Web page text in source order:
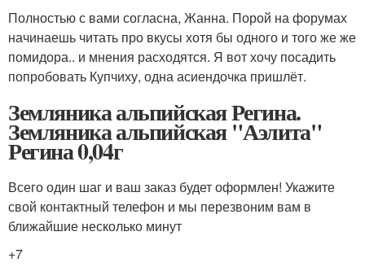
Полностью с вами согласна, Жанна. Порой на форумах
начинаешь читать про вкусы хотя бы одного и того же же
помидора.. и мнения расходятся. Я вот хочу посадить
попробовать Купчиху, одна асиендочка пришлёт.
Земляника альпийская Регина.
Земляника альпийская "Аэлита"
Регина 0,04г
Всего один шаг и ваш заказ будет оформлен! Укажите
свой контактный телефон и мы перезвоним вам в
ближайшие несколько минут
+7